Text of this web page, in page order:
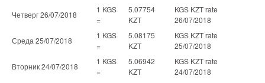
Четверг 26/07/2018
1 KGS
=
5.07754
KZT
KGS KZT rate
26/07/2018
Среда 25/07/2018
1 KGS
=
5.08175
KZT
KGS KZT rate
25/07/2018
Вторник 24/07/2018
1 KGS
=
5.06942
KZT
KGS KZT rate
24/07/2018